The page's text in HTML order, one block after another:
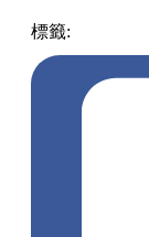
標籤: